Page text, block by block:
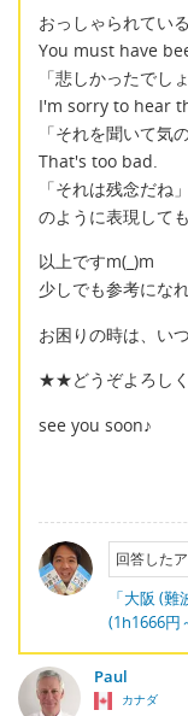
おっしゃられている
You must have
「悲しかったでし
I'm sorry to hear
「それを聞いて気
That's too bad.
「それは残念だね」
のように表現して
以上ですm(_)m
少しでも参考にな
お困りの時は、い
★★どうぞよろし
see you soon♪
回答した
「大阪 (
(1h1666円
Paul
カナダ